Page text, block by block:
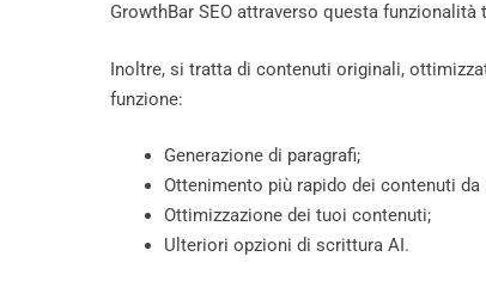
GrowthBar SEO attraverso questa
Inoltre, si tratta di contenuti originali,
funzione:
Generazione di paragrafi;
Ottenimento più rapido dei contenuti
Ottimizzazione dei tuoi contenuti;
Ulteriori opzioni di scrittura AI.